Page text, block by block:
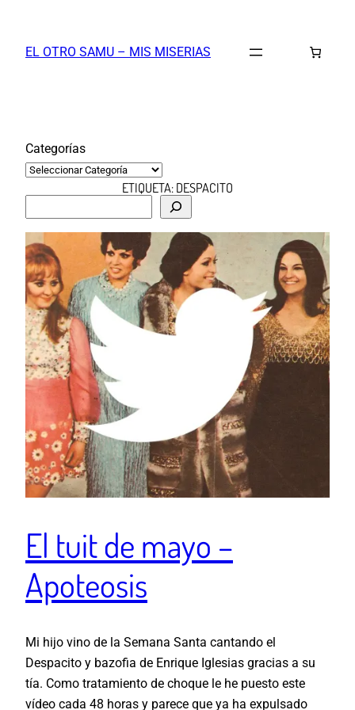
contenido
EL OTRO SAMU – MIS MISERIAS
Categorías
ETIQUETA:DESPACITO
s
c
a
r
El tuit de mayo –
Apoteosis
Mi hijo vino de la Semana Santa cantando el
Despacito y bazofia de Enrique Iglesias gracias a su
tía. Como tratamiento de choque le he puesto este
vídeo cada 48 horas y parece que ya ha expulsado